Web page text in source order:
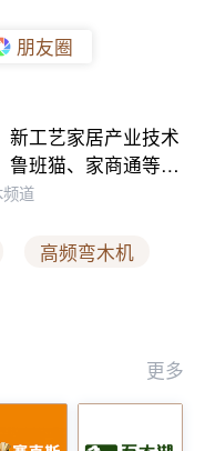
大程度缩短了制
操作简便，能够
。
类型木材的弯曲
朋友圈
新工艺家居产业技术
鲁班猫、家商通等…
道
高频弯木机
更多